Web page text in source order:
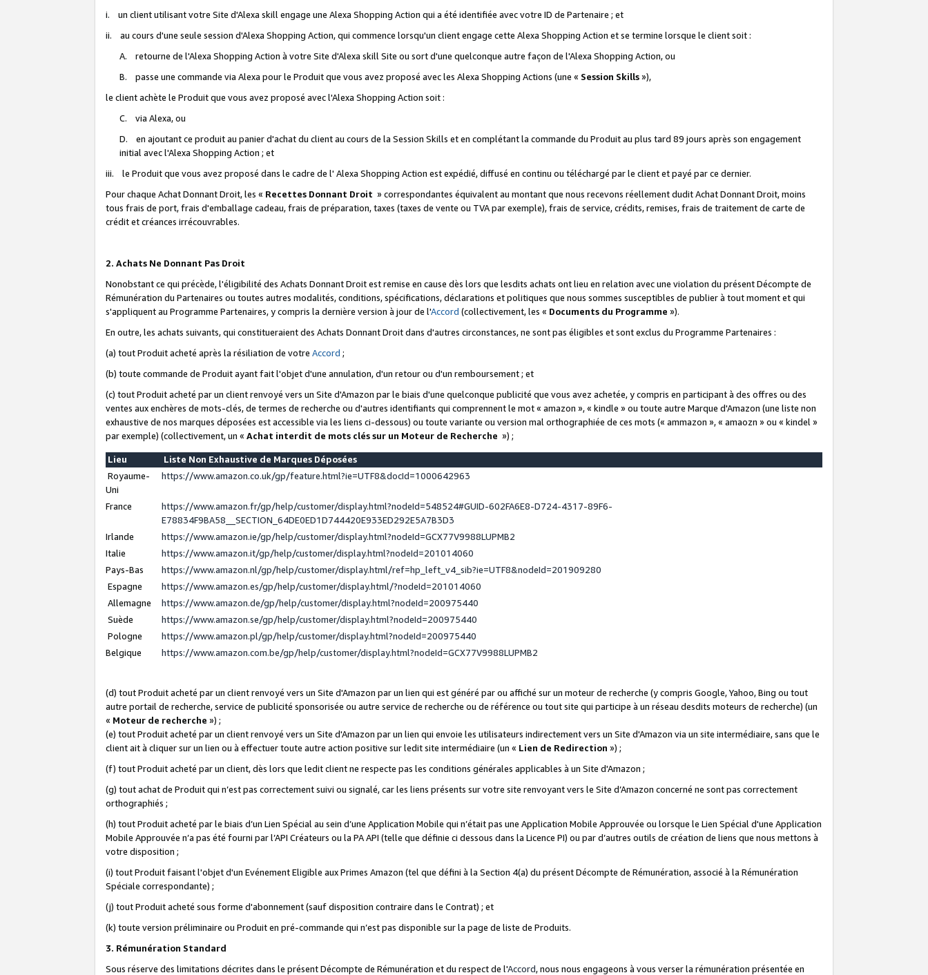
i. un client utilisant votre Site d'Alexa skill engage une Alexa Shopping Action qui a été identifiée avec votre ID de Partenaire ; et
ii. au cours d'une seule session d'Alexa Shopping Action, qui commence lorsqu'un client engage cette Alexa Shopping Action et se termine lorsque le client soit :
A. retourne de l'Alexa Shopping Action à votre Site d'Alexa skill Site ou sort d'une quelconque autre façon de l'Alexa Shopping Action, ou
B. passe une commande via Alexa pour le Produit que vous avez proposé avec les Alexa Shopping Actions (une « Session Skills»),
le client achète le Produit que vous avez proposé avec l'Alexa Shopping Action soit :
C. via Alexa, ou
D. en ajoutant ce produit au panier d'achat du client au cours de la Session Skills et en complétant la commande du Produit au plus tard 89 jours après son engagement
initial avec l'Alexa Shopping Action ; et
iii. le Produit que vous avez proposé dans le cadre de l' Alexa Shopping Action est expédié, diffusé en continu ou téléchargé par le client et payé par ce dernier.
Pour chaque Achat Donnant Droit, les « Recettes Donnant Droit » correspondantes équivalent au montant que nous recevons réellement dudit Achat Donnant Droit, moins
tous frais de port, frais d'emballage cadeau, frais de préparation, taxes (taxes de vente ou TVA par exemple), frais de service, crédits, remises, frais de traitement de carte de
crédit et créances irrécouvrables.
2. Achats Ne Donnant Pas Droit
Nonobstant ce qui précède, l'éligibilité des Achats Donnant Droit est remise en cause dès lors que lesdits achats ont lieu en relation avec une violation du présent Décompte de
Rémunération du Partenaires ou toutes autres modalités, conditions, spécifications, déclarations et politiques que nous sommes susceptibles de publier à tout moment et qui
s'appliquent au Programme Partenaires, y compris la dernière version à jour de l'Accord (collectivement, les « Documents du Programme »).
En outre, les achats suivants, qui constitueraient des Achats Donnant Droit dans d'autres circonstances, ne sont pas éligibles et sont exclus du Programme Partenaires :
(a) tout Produit acheté après la résiliation de votre Accord ;
(b) toute commande de Produit ayant fait l'objet d'une annulation, d'un retour ou d'un remboursement ; et
(c) tout Produit acheté par un client renvoyé vers un Site d'Amazon par le biais d'une quelconque publicité que vous avez achetée, y compris en participant à des offres ou des
ventes aux enchères de mots-clés, de termes de recherche ou d'autres identifiants qui comprennent le mot « amazon », « kindle » ou toute autre Marque d'Amazon (une liste non
exhaustive de nos marques déposées est accessible via les liens ci-dessous) ou toute variante ou version mal orthographiée de ces mots (« ammazon », « amaozn » ou « kindel »
par exemple) (collectivement, un « Achat interdit de mots clés sur un Moteur de Recherche ») ;
Lieu
Liste Non Exhaustive de Marques Déposées
Royaume-
Uni
https://www.amazon.co.uk/gp/feature.html?ie=UTF8&docId=1000642963
France
https://www.amazon.fr/gp/help/customer/display.html?nodeId=548524#GUID-602FA6E8-D724-4317-89F6-
E78834F9BA58__SECTION_64DE0ED1D744420E933ED292E5A7B3D3
Irlande
https://www.amazon.ie/gp/help/customer/display.html?nodeId=GCX77V9988LUPMB2
Italie
https://www.amazon.it/gp/help/customer/display.html?nodeId=201014060
Pays-Bas
https://www.amazon.nl/gp/help/customer/display.html/ref=hp_left_v4_sib?ie=UTF8&nodeId=201909280
Espagne
https://www.amazon.es/gp/help/customer/display.html/?nodeId=201014060
Allemagne
https://www.amazon.de/gp/help/customer/display.html?nodeId=200975440
Suède
https://www.amazon.se/gp/help/customer/display.html?nodeId=200975440
Pologne
https://www.amazon.pl/gp/help/customer/display.html?nodeId=200975440
Belgique
https://www.amazon.com.be/gp/help/customer/display.html?nodeId=GCX77V9988LUPMB2
(d) tout Produit acheté par un client renvoyé vers un Site d'Amazon par un lien qui est généré par ou affiché sur un moteur de recherche (y compris Google, Yahoo, Bing ou tout
autre portail de recherche, service de publicité sponsorisée ou autre service de recherche ou de référence ou tout site qui participe à un réseau desdits moteurs de recherche) (un
« Moteur de recherche ») ;
(e) tout Produit acheté par un client renvoyé vers un Site d'Amazon par un lien qui envoie les utilisateurs indirectement vers un Site d'Amazon via un site intermédiaire, sans que le
client ait à cliquer sur un lien ou à effectuer toute autre action positive sur ledit site intermédiaire (un « Lien de Redirection ») ;
(f) tout Produit acheté par un client, dès lors que ledit client ne respecte pas les conditions générales applicables à un Site d'Amazon ;
(g) tout achat de Produit qui n’est pas correctement suivi ou signalé, car les liens présents sur votre site renvoyant vers le Site d’Amazon concerné ne sont pas correctement
orthographiés ;
(h) tout Produit acheté par le biais d’un Lien Spécial au sein d’une Application Mobile qui n’était pas une Application Mobile Approuvée ou lorsque le Lien Spécial d'une Application
Mobile Approuvée n’a pas été fourni par l’API Créateurs ou la PA API (telle que définie ci dessous dans la Licence PI) ou par d’autres outils de création de liens que nous mettons à
votre disposition ;
(i) tout Produit faisant l'objet d'un Evénement Eligible aux Primes Amazon (tel que défini à la Section 4(a) du présent Décompte de Rémunération, associé à la Rémunération
Spéciale correspondante) ;
(j) tout Produit acheté sous forme d'abonnement (sauf disposition contraire dans le Contrat) ; et
(k) toute version préliminaire ou Produit en pré-commande qui n’est pas disponible sur la page de liste de Produits.
3. Rémunération Standard
Sous réserve des limitations décrites dans le présent Décompte de Rémunération et du respect de l'Accord, nous nous engageons à vous verser la rémunération présentée en